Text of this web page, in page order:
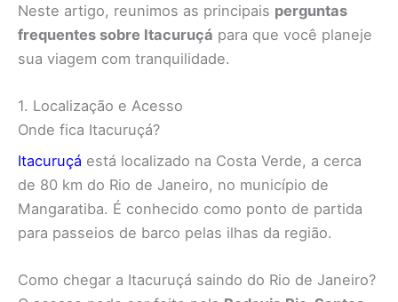
Neste artigo, reunimos as principais perguntas
frequentes sobre Itacuruçá para que você planeje
sua viagem com tranquilidade.
1. Localização e Acesso
Onde fica Itacuruçá?
Itacuruçá está localizado na Costa Verde, a cerca
de 80 km do Rio de Janeiro, no município de
Mangaratiba. É conhecido como ponto de partida
para passeios de barco pelas ilhas da região.
Como chegar a Itacuruçá saindo do Rio de Janeiro?